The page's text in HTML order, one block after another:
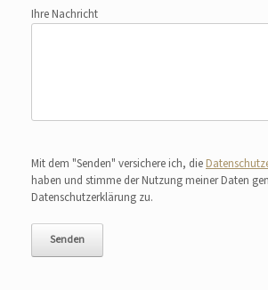
Ihre Nachricht
Mit dem "Senden" versichere ich, die
haben und stimme der Nutzung meiner Daten
Datenschutzerklärung zu.